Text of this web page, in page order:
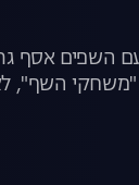
השפים אסף
השף",